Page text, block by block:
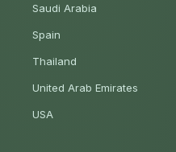
Saudi Arabia
Spain
Thailand
United Arab Emirates
USA